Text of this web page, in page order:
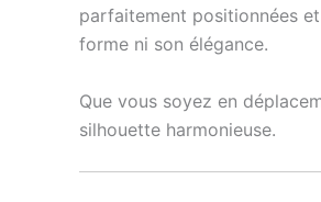
parfaitement positionnées
forme ni son élégance.
Que vous soyez en
silhouette harmonieuse.